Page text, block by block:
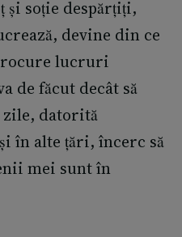
și soție despărțiți,
devine din ce
lucruri
de făcut decât să
datorită
în alte țări, încerc să
mei sunt în